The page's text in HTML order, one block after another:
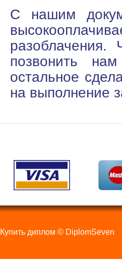
С нашим
разоблачения.
позвонить
остальное
на выполнение
Купить диплом © DiplomSeven